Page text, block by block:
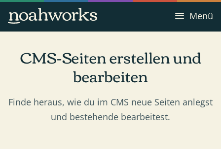
Menü
CMS-Seiten erstellen und
bearbeiten
Finde heraus, wie du im CMS neue Seiten anlegst
und bestehende bearbeitest.